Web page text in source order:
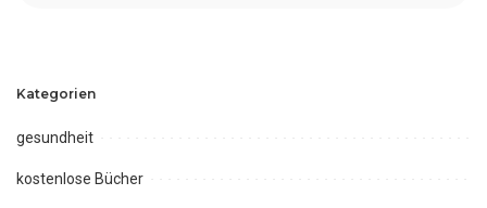
Kategorien
gesundheit
kostenlose Bücher